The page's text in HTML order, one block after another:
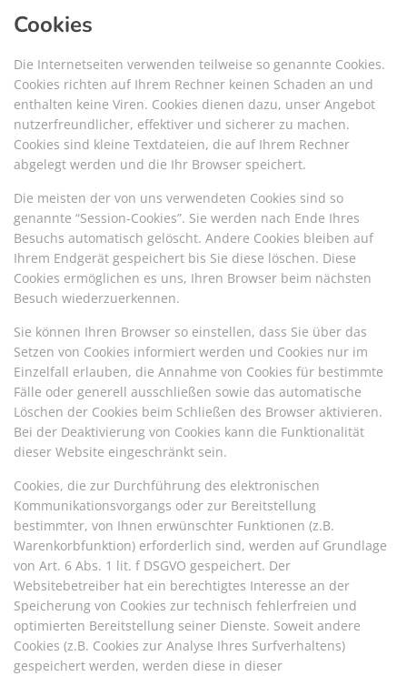
Cookies
Die Internetseiten verwenden teilweise so genannte Cookies.
Cookies richten auf Ihrem Rechner keinen Schaden an und
enthalten keine Viren. Cookies dienen dazu, unser Angebot
nutzerfreundlicher, effektiver und sicherer zu machen.
Cookies sind kleine Textdateien, die auf Ihrem Rechner
abgelegt werden und die Ihr Browser speichert.
Die meisten der von uns verwendeten Cookies sind so
genannte “Session-Cookies”. Sie werden nach Ende Ihres
Besuchs automatisch gelöscht. Andere Cookies bleiben auf
Ihrem Endgerät gespeichert bis Sie diese löschen. Diese
Cookies ermöglichen es uns, Ihren Browser beim nächsten
Besuch wiederzuerkennen.
Sie können Ihren Browser so einstellen, dass Sie über das
Setzen von Cookies informiert werden und Cookies nur im
Einzelfall erlauben, die Annahme von Cookies für bestimmte
Fälle oder generell ausschließen sowie das automatische
Löschen der Cookies beim Schließen des Browser aktivieren.
Bei der Deaktivierung von Cookies kann die Funktionalität
dieser Website eingeschränkt sein.
Cookies, die zur Durchführung des elektronischen
Kommunikationsvorgangs oder zur Bereitstellung
bestimmter, von Ihnen erwünschter Funktionen (z.B.
Warenkorbfunktion) erforderlich sind, werden auf Grundlage
von Art. 6 Abs. 1 lit. f DSGVO gespeichert. Der
Websitebetreiber hat ein berechtigtes Interesse an der
Speicherung von Cookies zur technisch fehlerfreien und
optimierten Bereitstellung seiner Dienste. Soweit andere
Cookies (z.B. Cookies zur Analyse Ihres Surfverhaltens)
gespeichert werden, werden diese in dieser